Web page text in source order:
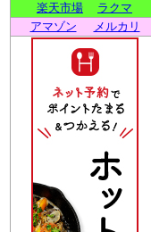
楽天市場
ラクマ
アマゾン
メルカリ